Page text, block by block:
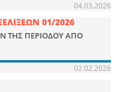
04.03.2026
01/2026
ΤΗΣ ΠΕΡΙΟΔΟΥ ΑΠΟ
02.02.2026